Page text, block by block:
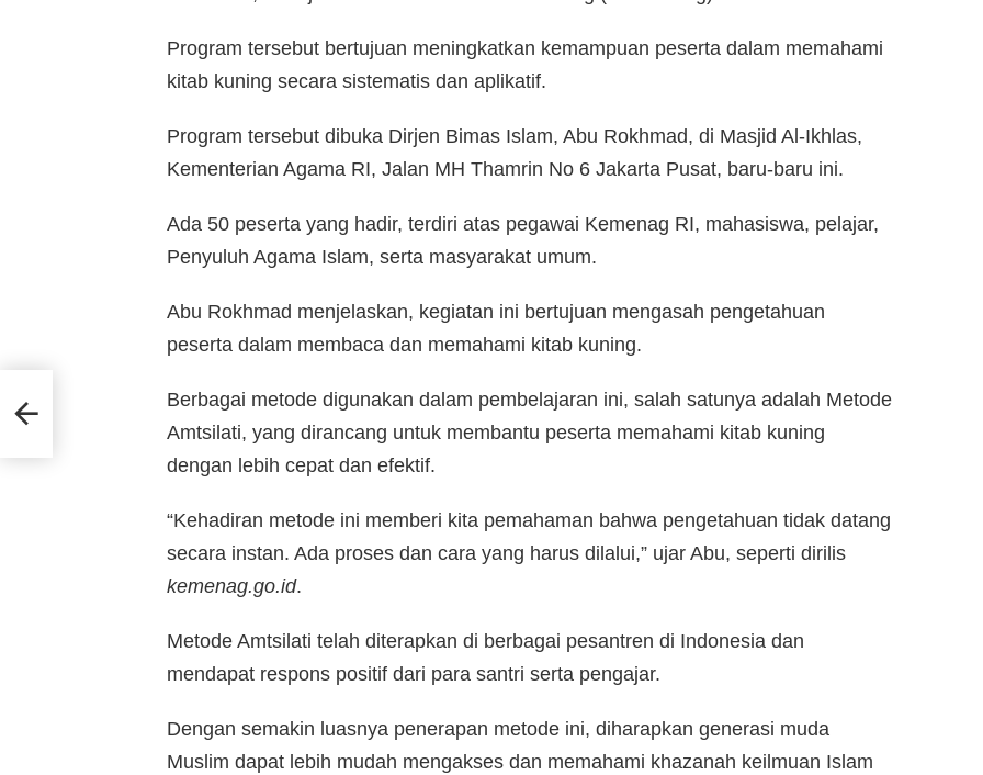
Program tersebut bertujuan meningkatkan kemampuan peserta dalam memahami
kitab kuning secara sistematis dan aplikatif.
Program tersebut dibuka Dirjen Bimas Islam, Abu Rokhmad, di Masjid Al-Ikhlas,
Kementerian Agama RI, Jalan MH Thamrin No 6 Jakarta Pusat, baru-baru ini.
Ada 50 peserta yang hadir, terdiri atas pegawai Kemenag RI, mahasiswa, pelajar,
Penyuluh Agama Islam, serta masyarakat umum.
Abu Rokhmad menjelaskan, kegiatan ini bertujuan mengasah pengetahuan
peserta dalam membaca dan memahami kitab kuning.
Berbagai metode digunakan dalam pembelajaran ini, salah satunya adalah Metode
Amtsilati, yang dirancang untuk membantu peserta memahami kitab kuning
dengan lebih cepat dan efektif.
“Kehadiran metode ini memberi kita pemahaman bahwa pengetahuan tidak datang
secara instan. Ada proses dan cara yang harus dilalui,” ujar Abu, seperti dirilis
kemenag.go.id.
Metode Amtsilati telah diterapkan di berbagai pesantren di Indonesia dan
mendapat respons positif dari para santri serta pengajar.
Dengan semakin luasnya penerapan metode ini, diharapkan generasi muda
Muslim dapat lebih mudah mengakses dan memahami khazanah keilmuan Islam